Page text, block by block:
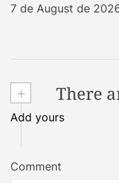
7 de August de
+ There
Add yours
Comment